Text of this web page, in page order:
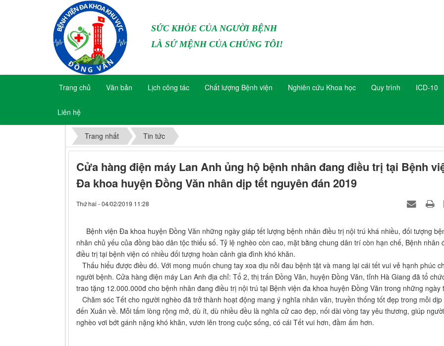
SỨC KHỎE CỦA NGƯỜI BỆNH
LÀ SỨ MỆNH CỦA CHÚNG TÔI!
Trang chủ Văn bản Lịch công tác Chất lượng Bệnh viện Nghiên cứu Khoa học Quy trình ICD-10
Liên hệ
Trang nhất Tin tức
Cửa hàng điện máy Lan Anh ủng hộ bệnh nhân đang điều trị tại Bệnh
Đa khoa huyện Đồng Văn nhân dịp tết nguyên đán 2019
Thứ hai - 04/02/2019 11:28
Bệnh viện Đa khoa huyện Đồng Văn những ngày giáp tết lượng bệnh nhân điều trị nội trú khá nhiều, đối tượng
nhân chủ yếu của đồng bào dân tộc thiểu số. Tỷ lệ nghèo còn cao, mặt bằng chung dân trí còn hạn chế, Bệnh nhân
điều trị tại bệnh viện có nhiều đối tượng hoàn cảnh gia đình khó khăn.
Thấu hiểu được điều đó. Với mong muốn chung tay xoa dịu nỗi đau bệnh tật và mang lại cái tết vui vẻ hạnh phúc
người bệnh. Cửa hàng điện máy Lan Anh địa chỉ: Tổ 2, thị trấn Đồng Văn, huyện Đồng Văn, tỉnh Hà Giang đã tổ
trao tặng 12.000.000đ cho bệnh nhân đang điều trị nội trú tại Bệnh viện đa khoa huyện Đồng Văn trong những ngày
Chăm sóc Tết cho người nghèo đã trở thành hoạt động mang ý nghĩa nhân văn, truyền thống tốt đẹp trong mỗi dịp
đến Xuân về. Mỗi tấm lòng rộng mở, dù ít, dù nhiều đều là nghĩa cử cao đẹp, nối dài vòng tay yêu thương, giúp người
nghèo vơi bớt gánh nặng khó khăn, vươn lên trong cuộc sống, có cái Tết vui hơn, đầm ấm hơn.